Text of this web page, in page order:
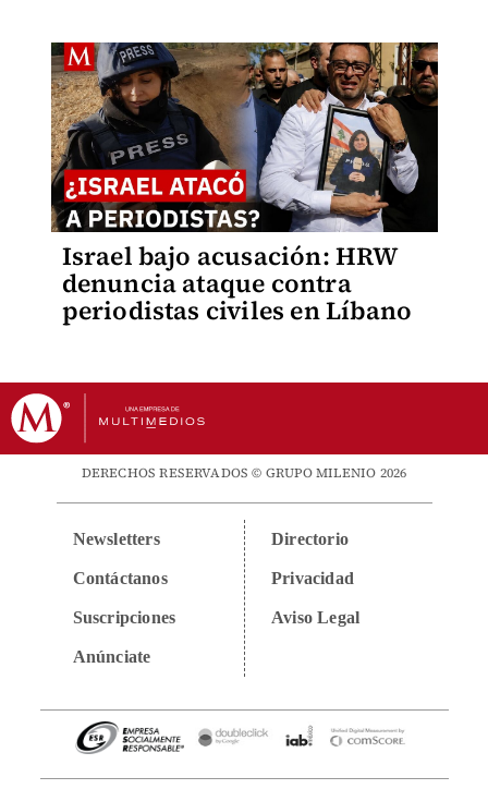
Israel bajo acusación: HRW
denuncia ataque contra
periodistas civiles en Líbano
DERECHOS RESERVADOS © GRUPO MILENIO 2026
Newsletters
Contáctanos
Suscripciones
Anúnciate
Directorio
Privacidad
Aviso Legal